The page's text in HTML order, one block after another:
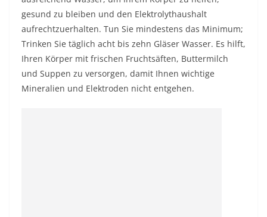
gesund zu bleiben und den Elektrolythaushalt
aufrechtzuerhalten. Tun Sie mindestens das Minimum;
Trinken Sie täglich acht bis zehn Gläser Wasser. Es hilft,
Ihren Körper mit frischen Fruchtsäften, Buttermilch
und Suppen zu versorgen, damit Ihnen wichtige
Mineralien und Elektroden nicht entgehen.